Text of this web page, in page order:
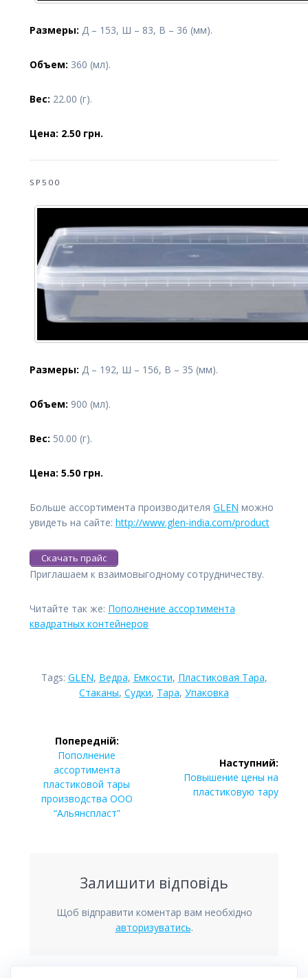
Размеры: Д – 153, Ш – 83, В – 36 (мм).
Объем: 360 (мл).
Вес: 22.00 (г).
Цена: 2.50 грн.
SP500
Размеры: Д – 192, Ш – 156, В – 35 (мм).
Объем: 900 (мл).
Вес: 50.00 (г).
Цена: 5.50 грн.
Больше ассортимента производителя GLEN можно
увидеть на сайте: http://www.glen-india.com/product
Скачать прайс
Приглашаем к взаимовыгодному сотрудничеству.
Читайте так же: Пополнение ассортимента
квадратных контейнеров
Tags: GLEN, Ведра, Емкости, Пластиковая Тара,
Стаканы, Судки, Тара, Упаковка
Навігація
записів
Попередній:
Попередній
запис:
Пополнение
ассортимента
пластиковой тары
производства ООО
“Альянспласт”
Наступний:
Наступний
запис:
Повышение цены на
пластиковую тару
Залишити відповідь
Щоб відправити коментар вам необхідно
авторизуватись.